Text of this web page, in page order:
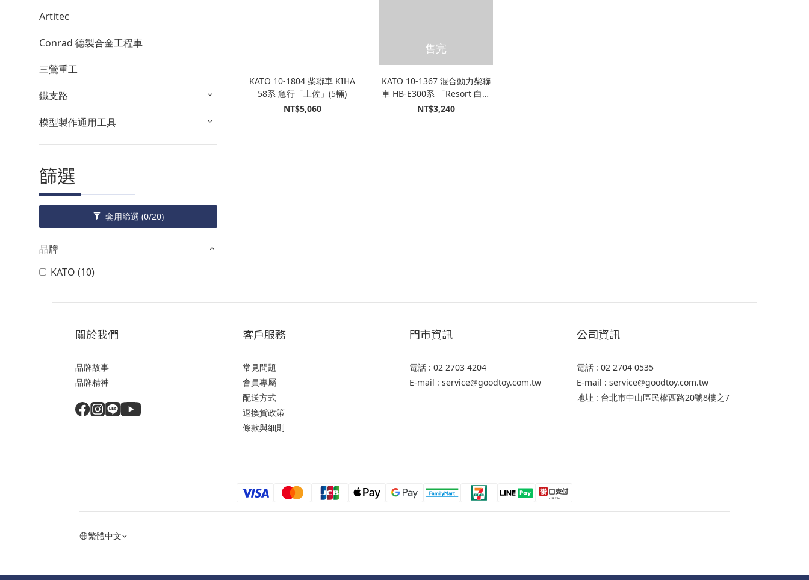
Artitec
Conrad 德製合金工程車
三鶯重工
鐵支路
模型製作通用工具
篩選
套用篩選 (0/20)
品牌
KATO (10)
KATO 10-1804 柴聯車 KIHA
58系 急行「土佐」(5輛)
NT$5,060
售完
KATO 10-1367 混合動力柴聯
車 HB-E300系 「Resort 白神
號列車」(青池編成) (4輛)
NT$3,240
關於我們
品牌故事
品牌精神
客戶服務
常見問題
會員專屬
配送方式
退換貨政策
條款與細則
門市資訊
電話 : 02 2703 4204
E-mail : service@goodtoy.com.tw
公司資訊
電話 : 02 2704 0535
E-mail : service@goodtoy.com.tw
地址 : 台北市中山區民權西路20號8樓之7
繁體中文